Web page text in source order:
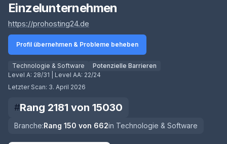
Einzelunternehmen
https://prohosting24.de
Profil übernehmen & Probleme beheben
Technologie & Software
Potenzielle Barrieren
Level A: 28/31 | Level AA: 22/24
Letzter Scan: 3. April 2026
#Rang 2181 von 15030
Branche:Rang 150 von 662in Technologie & Software